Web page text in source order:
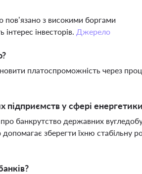
пов’язано з високими боргами
інвесторів. Джерело
платоспроможність через
підприємств у сфері
банкрутство державних
зберегти їхню стабільну